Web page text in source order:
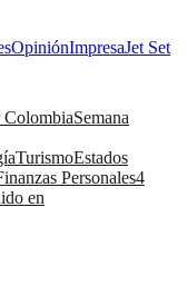
OpiniónImpresaJet Set
Semana
TurismoEstados
Personales4
en